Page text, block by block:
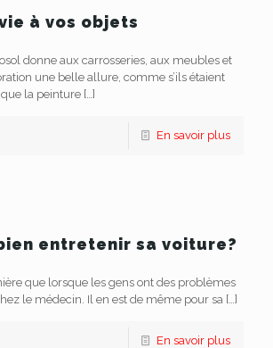
à vos objets
donne aux carrosseries, aux meubles et
une belle allure, comme s’ils étaient
la peinture […]
En savoir plus
entretenir sa voiture?
que lorsque les gens ont des problèmes
le médecin. Il en est de même pour sa […]
En savoir plus